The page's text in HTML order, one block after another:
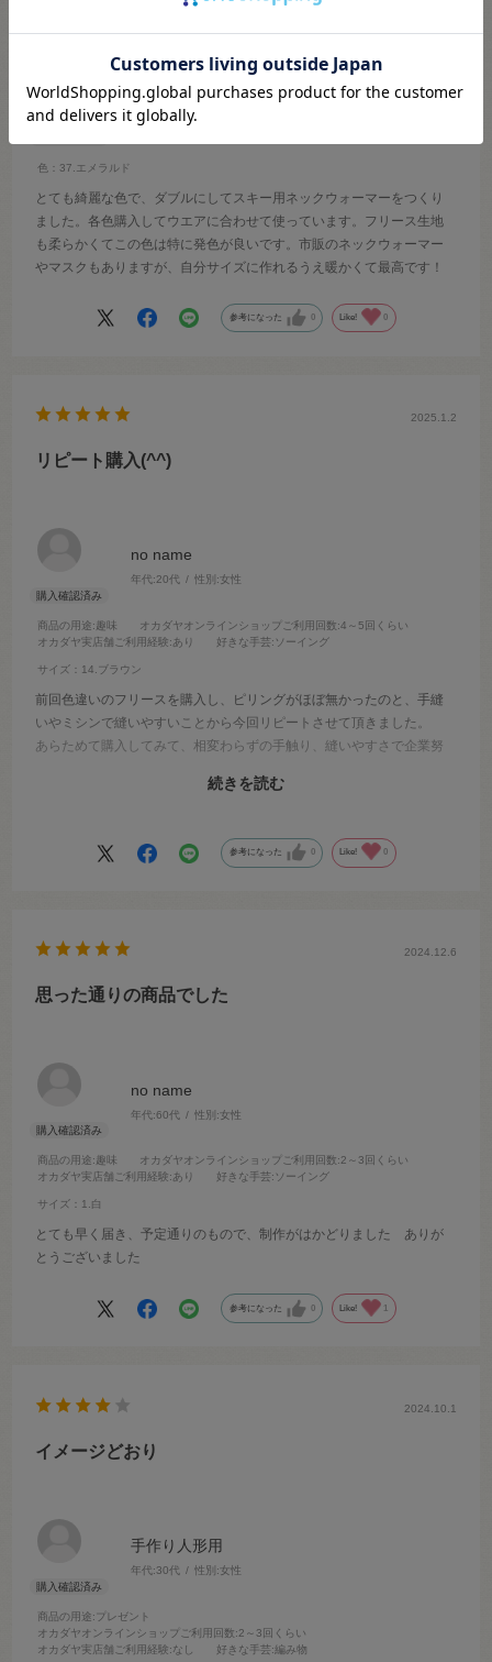
okamy
年代:60代 性別:
色：37.エメラルド
とても綺麗な色で、ダブルにしてスキー用ネックウォーマーをつくり
ました。各色購入してウエアに合わせて使っています。フリース生地
も柔らかくてこの色は特に発色が良いです。市販のネックウォーマー
やマスクもありますが、自分サイズに作れるうえ暖かくて最高です！
参考になった 0 Like! 0
no name
年代:20代 性別:女性
商品の用途:趣味 オカダヤオンラインショップご利用回数:4～5回くらい
オカダヤ実店舗ご利用経験:あり 好きな手芸:ソーイング
サイズ：14.ブラウン
2025.1.2
リピート購入(^^)
前回色違いのフリースを購入し、ピリングがほぼ無かったのと、手縫
いやミシンで縫いやすいことから今回リピートさせて頂きました。
あらためて購入してみて、相変わらずの手触り、縫いやすさで企業努
某ゲームキャラのぬいぐるみを作りまして、とても満足な作品になり
この度はありがとうございましたm(__)m
続きを読む
参考になった 0 Like! 0
no name
年代:60代 性別:女性
商品の用途:趣味 オカダヤオンラインショップご利用回数:2～3回くらい
オカダヤ実店舗ご利用経験:あり 好きな手芸:ソーイング
サイズ：1.白
2024.12.6
思った通りの商品でした
とても早く届き、予定通りのもので、制作がはかどりました ありが
とうございました
参考になった 0 Like!
手作り人形用
年代:30代 性別:女性
商品の用途:プレゼント
オカダヤオンラインショップご利用回数:2～3回くらい
オカダヤ実店舗ご利用経験:なし 好きな手芸:編み物
2024.10.1
イメージどおり